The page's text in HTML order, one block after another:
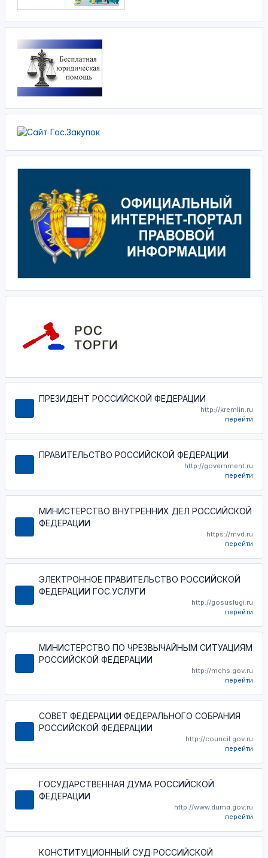
ПРЕЗИДЕНТ РОССИЙСКОЙ ФЕДЕРАЦИИ
http://kremlin.ru
перейти
ПРАВИТЕЛЬСТВО РОССИЙСКОЙ ФЕДЕРАЦИИ
http://government.ru
перейти
МИНИСТЕРСТВО ВНУТРЕННИХ ДЕЛ РОССИЙСКОЙ
ФЕДЕРАЦИИ
https://mvd.ru
перейти
ЭЛЕКТРОННОЕ ПРАВИТЕЛЬСТВО РОССИЙСКОЙ
ФЕДЕРАЦИИ ГОС.УСЛУГИ
http://gosuslugi.ru
перейти
МИНИСТЕРСТВО ПО ЧРЕЗВЫЧАЙНЫМ СИТУАЦИЯМ
РОССИЙСКОЙ ФЕДЕРАЦИИ
http://mchs.gov.ru
перейти
СОВЕТ ФЕДЕРАЦИИ ФЕДЕРАЛЬНОГО СОБРАНИЯ
РОССИЙСКОЙ ФЕДЕРАЦИИ
http://council.gov.ru
перейти
ГОСУДАРСТВЕННАЯ ДУМА РОССИЙСКОЙ
ФЕДЕРАЦИИ
http://www.duma.gov.ru
перейти
КОНСТИТУЦИОННЫЙ СУД РОССИЙСКОЙ